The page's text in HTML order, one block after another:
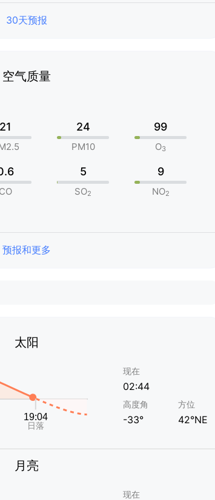
30天预报
空气质量
21 24
PM10
99
O3
5
SO2
9
NO2
预报和更多
太阳
现在
02:44
高度角
-33°
方位
42°NE
月亮
现在